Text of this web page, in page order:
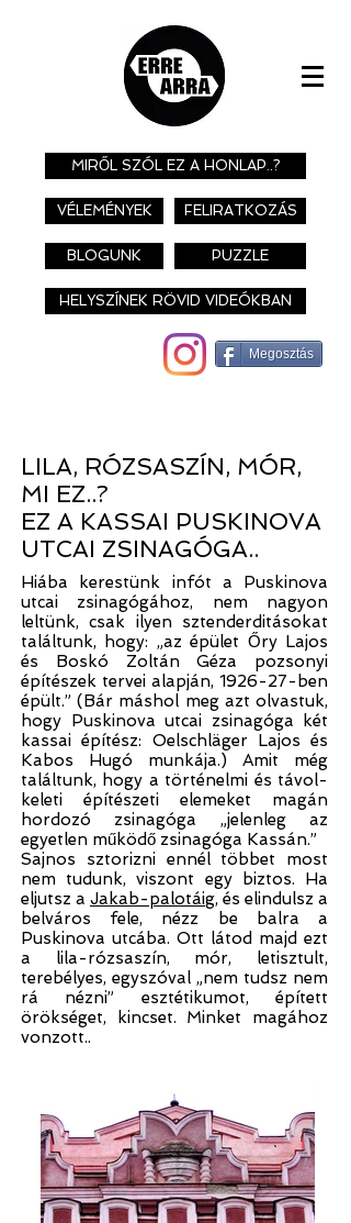
MIRŐL SZÓL EZ A HONLAP..?
VÉLEMÉNYEK FELIRATKOZÁS
BLOGUNK PUZZLE
HELYSZÍNEK RÖVID VIDEÓKBAN
Megosztás
LILA, RÓZSASZÍN, MÓR,
MI EZ..?
EZ A KASSAI PUSKINOVA
UTCAI ZSINAGÓGA..
Hiába kerestünk infót a Puskinova
utcai zsinagógához, nem nagyon
leltünk, csak ilyen sztenderditásokat
találtunk, hogy: „az épület Őry Lajos
és Boskó Zoltán Géza pozsonyi
építészek tervei alapján, 1926-27-ben
épült.” (Bár máshol meg azt olvastuk,
hogy Puskinova utcai zsinagóga két
kassai építész: Oelschläger Lajos és
Kabos Hugó munkája.) Amit még
találtunk, hogy a történelmi és távol-
keleti építészeti elemeket magán
hordozó zsinagóga „jelenleg az
egyetlen működő zsinagóga Kassán.”
Sajnos sztorizni ennél többet most
nem tudunk, viszont egy biztos. Ha
eljutsz a Jakab-palotáig, és elindulsz a
belváros fele, nézz be balra a
Puskinova utcába. Ott látod majd ezt
a lila-rózsaszín, mór, letisztult,
terebélyes, egyszóval „nem tudsz nem
rá nézni” esztétikumot, épített
örökséget, kincset. Minket magához
vonzott..